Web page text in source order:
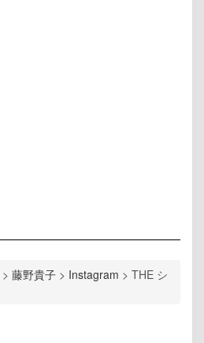
> 藤野貴子 > Instagram > THE シ